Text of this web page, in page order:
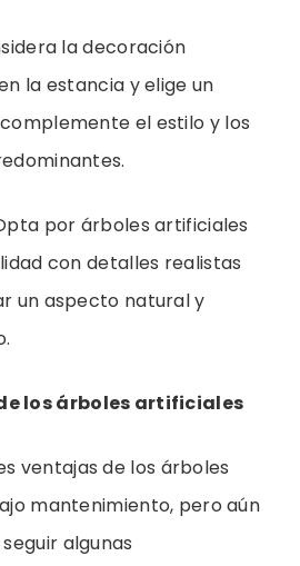
la decoración
la estancia y elige un
el estilo y los
por árboles artificiales
con detalles realistas
un aspecto natural y
los árboles artificiales
ventajas de los árboles
mantenimiento, pero aún
algunas